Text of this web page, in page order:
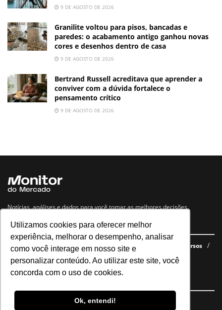
Utilizamos cookies para oferecer melhor
experiência, melhorar o desempenho, analisar
como você interage em nosso site e
personalizar conteúdo. Ao utilizar este site, você
concorda com o uso de cookies.
Ok, entendi!
9 DE AGOSTO DE 2026
Granilite voltou para pisos, bancadas e
paredes: o acabamento antigo ganhou novas
cores e desenhos dentro de casa
9 DE AGOSTO DE 2026
Bertrand Russell acreditava que aprender a
conviver com a dúvida fortalece o
pensamento crítico
9 DE AGOSTO DE 2026
Notícias, análises e dados para você tomar as melhores decisões.
Navegue no site
Últimas notícias Quem somos E-books gratuitos
Cursos
Política de privacidade